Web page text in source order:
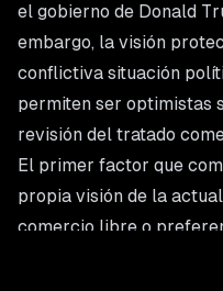
el gobierno de Donald
embargo, la visión
conflictiva situación
permiten ser optimistas
revisión del tratado
El primer factor que
propia visión de la
comercio libre o